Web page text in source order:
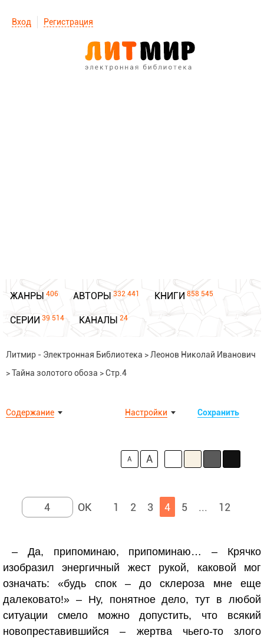
Вход Регистрация
ЖАНРЫ 406 АВТОРЫ 332 441 КНИГИ 858 545
СЕРИИ 39 514 КАНАЛЫ 24
Литмир - Электронная Библиотека > Леонов Николай Иванович
>Тайна золотого обоза >Стр.4
Содержание Сохранить
Настройки
A A
1 2 3 4 5 ... 12
– Да, припоминаю, припоминаю… – Крячко
изобразил энергичный жест рукой, каковой мог
означать: «будь спок – до склероза мне еще
далековато!» – Ну, понятное дело, тут в любой
ситуации смело можно допустить, что всякий
новопреставившийся – жертва чьего-то злого